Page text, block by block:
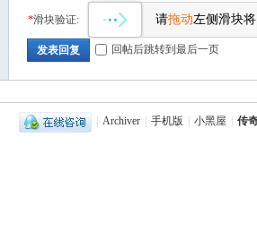
*滑块验证: 请拖动左侧滑块
发表回复 回帖后跳转到最后一页
Archiver 手机版 小黑屋 传